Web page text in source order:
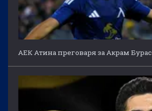
АЕК Атина преговаря за Акрам Бурас